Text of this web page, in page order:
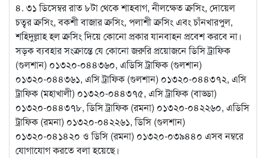
৪. ৩১ ডিসেম্বর রাত ৮টা থেকে শাহবাগ, নীলক্ষেত ক্রসিং, দোয়েল
চত্বর ক্রসিং, বকশী বাজার ক্রসিং, পলাশী ক্রসিং এবং চাঁনখারপুল,
শহিদুল্লাহ হল ক্রসিং দিয়ে কোনো প্রকার যানবাহন প্রবেশ করবে না।
সড়ক ব্যবহার সংক্রান্তে যে কোনো জরুরি প্রয়োজনে ডিসি ট্রাফিক
(গুলশান) ০১৩২০-০৪৪৩৬০, এডিসি ট্রাফিক (গুলশান)
০১৩২০-০৪৪৩৬১, এসি ট্রাফিক (গুলশান) ০১৩২০-০৪৪৩৭২, এসি
ট্রাফিক (মহাখালী) ০১৩২০-০৪৪৩৭৫, এসি ট্রাফিক (বাড্ডা)
০১৩২০-০৪৪৩৭৮, ডিসি ট্রাফিক (রমনা) ০১৩২০-০৪২২৬০, এডিসি
ট্রাফিক (রমনা) ০১৩২০-০৪২২৬১, ডিসি (গুলশান)
০১৩২০-০৪১৪২০ ও ডিসি (রমনা) ০১৩২০-০৩৯৪৪০ এসব নম্বরে
যোগাযোগ করতে বলা হয়েছে।